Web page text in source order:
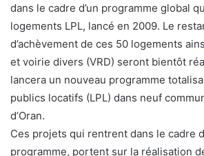
dans le cadre d’un programme global
logements LPL, lancé en 2009. Le
d’achèvement de ces 50 logements
et voirie divers (VRD) seront bientôt
lancera un nouveau programme
publics locatifs (LPL) dans neuf
d’Oran.
Ces projets qui rentrent dans le cadre
programme, portent sur la réalisation